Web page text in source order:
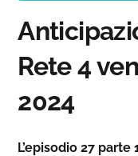
Rete 4
2024
L’episodio 27 parte